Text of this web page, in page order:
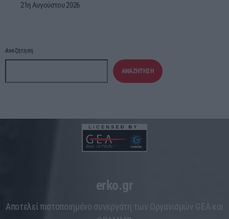
21η Αυγούστου 2026
Αναζήτηση
ΑΝΑΖΉΤΗΣΗ
erko.gr
Aποτελεί πιστοποιημένο συνεργάτη των Οργανισμών GEA και